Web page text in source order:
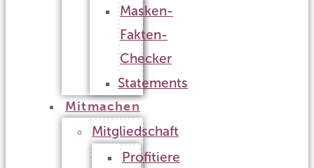
Masken-
Fakten-
Checker
Statements
Mitmachen
Mitgliedschaft
Profitiere